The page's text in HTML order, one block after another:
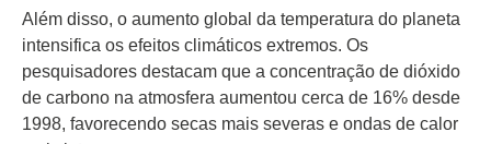
Além disso, o aumento global da temperatura do planeta
intensifica os efeitos climáticos extremos. Os
pesquisadores destacam que a concentração de dióxido
de carbono na atmosfera aumentou cerca de 16% desde
1998, favorecendo secas mais severas e ondas de calor